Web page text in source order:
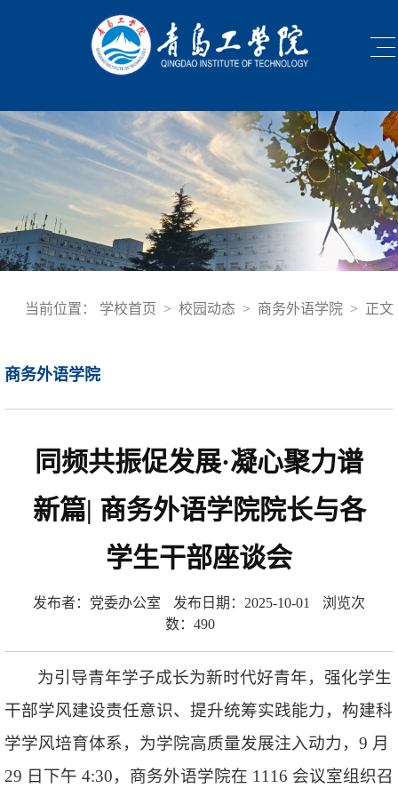
当前位置： 学校首页 > 校园动态 > 商务外语学院 > 正文
商务外语学院
同频共振促发展·凝心聚力谱
新篇| 商务外语学院院长与各
学生干部座谈会
发布者：党委办公室 发布日期：2025-10-01
浏览次
数： 490
为引导青年学子成长为新时代好青年，强化学生
干部学风建设责任意识、提升统筹实践能力，构建科
学学风培育体系，为学院高质量发展注入动力，9 月
29 日下午 4:30，商务外语学院在 1116 会议室组织召